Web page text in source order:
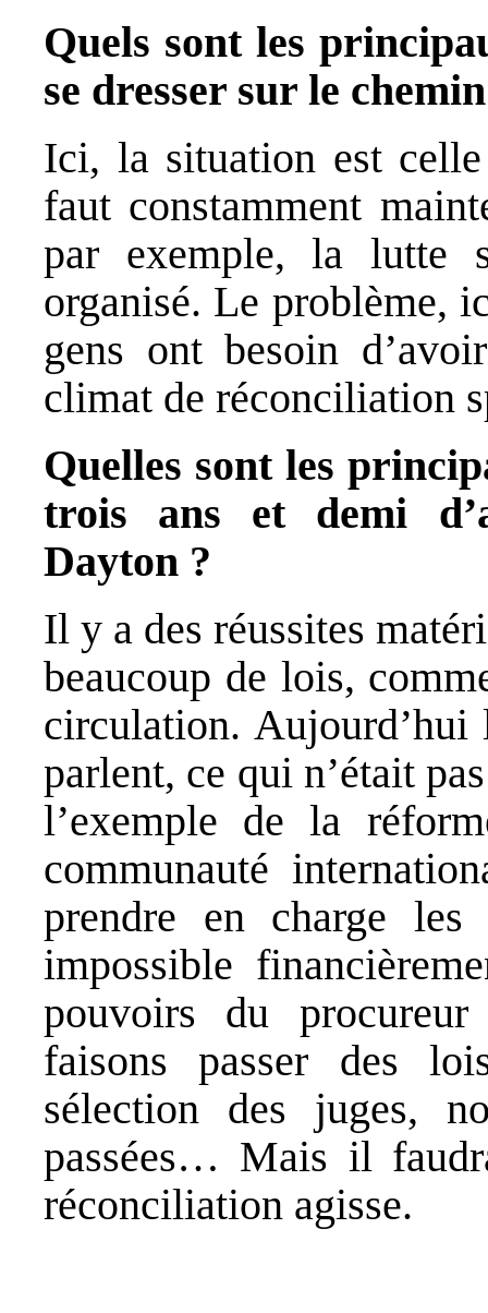
Quels sont les
se dresser sur le
Ici, la situation est
faut constamment
par exemple, la lutte
organisé. Le problème,
gens ont besoin
climat de réconciliation
Quelles sont les
trois ans et demi
Dayton ?
Il y a des réussites
beaucoup de lois,
circulation. Aujourd’hui
parlent, ce qui n’était
l’exemple de la
communauté
prendre en charge
impossible
pouvoirs du
faisons passer des
sélection des juges,
passées… Mais il
réconciliation agisse.